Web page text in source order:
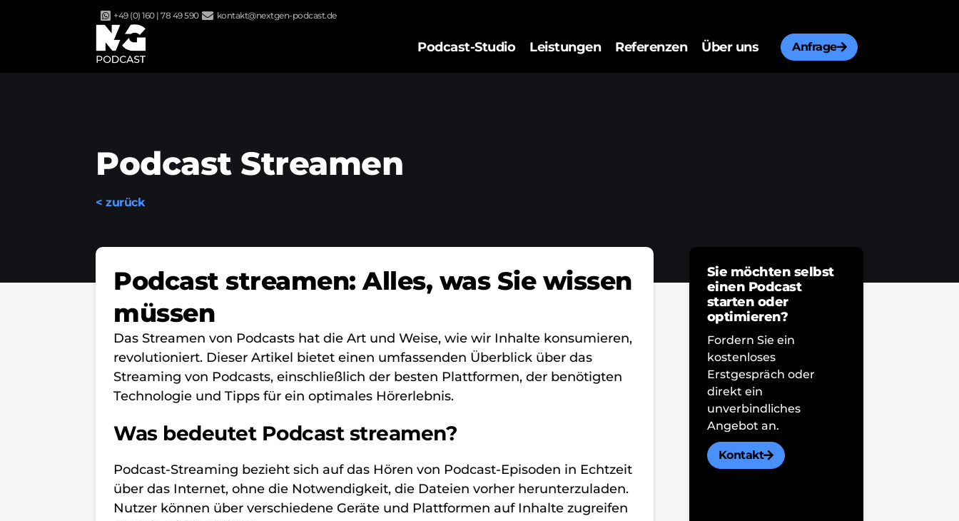
+49 (0) 160 | 78 49 590 kontakt@nextgen-podcast.de
Podcast-Studio Leistungen Referenzen Über uns Anfrage
Podcast Streamen
< zurück
Podcast streamen: Alles, was Sie wissen
müssen
Das Streamen von Podcasts hat die Art und Weise, wie wir Inhalte konsumieren,
revolutioniert. Dieser Artikel bietet einen umfassenden Überblick über das
Streaming von Podcasts, einschließlich der besten Plattformen, der benötigten
Technologie und Tipps für ein optimales Hörerlebnis.
Was bedeutet Podcast streamen?
Podcast-Streaming bezieht sich auf das Hören von Podcast-Episoden in Echtzeit
über das Internet, ohne die Notwendigkeit, die Dateien vorher herunterzuladen.
Nutzer können über verschiedene Geräte und Plattformen auf Inhalte zugreifen
Sie möchten selbst
einen Podcast
starten oder
optimieren?
Fordern Sie ein
kostenloses
Erstgespräch oder
direkt ein
unverbindliches
Angebot an.
Kontakt